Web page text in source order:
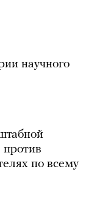
научного
против
по всему